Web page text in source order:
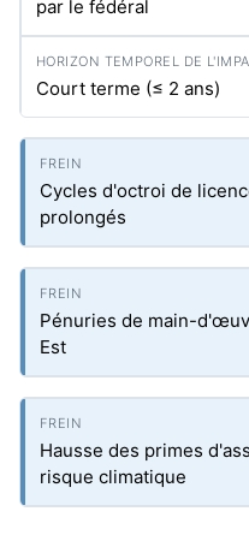
par le fédéral
Court terme (≤ 2 ans)
Cycles d'octroi de
prolongés
Pénuries de main-
Est
Hausse des primes
risque climatique